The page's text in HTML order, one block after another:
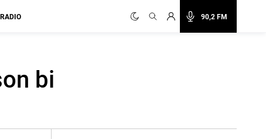
90,2 FM
RADIO
bi